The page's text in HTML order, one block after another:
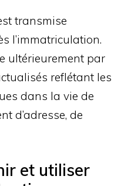
transmise
l’immatriculation.
ultérieurement par
reflétant les
dans la vie de
d’adresse, de
et utiliser